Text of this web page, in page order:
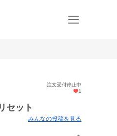
注文受付停止中
1
セット
みんなの投稿を見る